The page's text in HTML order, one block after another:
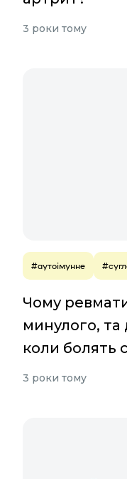
3 роки тому
#аутоімунне
Чому
минулого, та
коли болять
3 роки тому